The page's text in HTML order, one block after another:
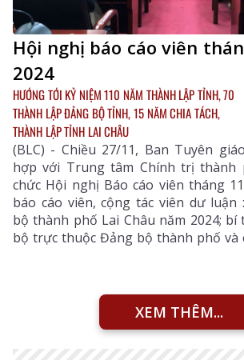
Hội nghị báo cáo viên
2024
HƯỚNG TỚI KỶ NIỆM 110 NĂM THÀNH LẬP TỈNH, 70
THÀNH LẬP ĐẢNG BỘ TỈNH, 15 NĂM CHIA TÁCH,
THÀNH LẬP TỈNH LAI CHÂU
(BLC) - Chiều 27/11, Ban Tuyên
hợp với Trung tâm Chính trị thành
chức Hội nghị Báo cáo viên tháng
báo cáo viên, cộng tác viên dư
bộ thành phố Lai Châu năm 2024; bí
bộ trực thuộc Đảng bộ thành phố và
XEM THÊM...